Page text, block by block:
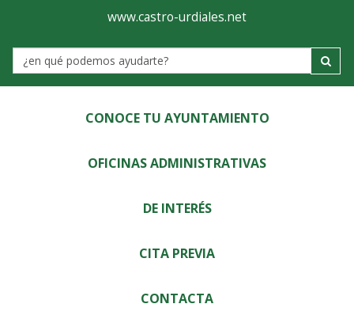
Ayuntamiento
de
Castro-
Urdiales
www.castro-urdiales.net
Label
CONOCE TU AYUNTAMIENTO
OFICINAS ADMINISTRATIVAS
DE INTERÉS
CITA PREVIA
CONTACTA